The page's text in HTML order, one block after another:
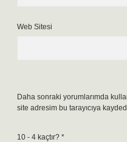
Web Sitesi
Daha sonraki yorumlarımda
site adresim bu tarayıcıya
10 - 4 kaçtır? *